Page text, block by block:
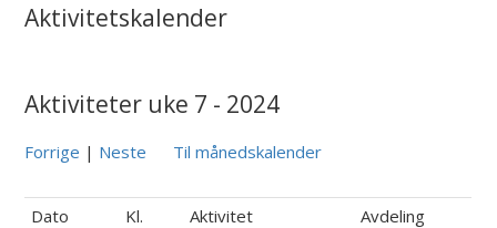
Aktivitetskalender
Aktiviteter uke 7 - 2024
Forrige | Neste Til månedskalender
Dato Kl. Aktivitet
Avdeling